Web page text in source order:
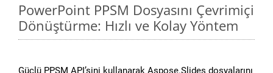
PowerPoint PPSM Dosyasını Çevrimiçi
Dönüştürme: Hızlı ve Kolay Yöntem
Güçlü PPSM API’sini kullanarak Aspose.Slides dosyalarını